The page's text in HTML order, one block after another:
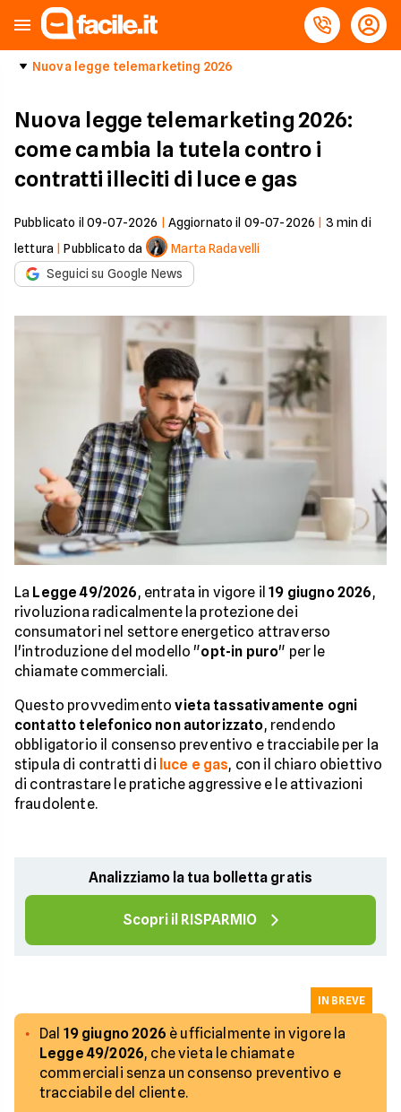
Nuova legge telemarketing 2026
Nuova legge telemarketing 2026:
come cambia la tutela contro i
contratti illeciti di luce e gas
Pubblicato il 09-07-2026 Aggiornato il 09-07-2026 3 min di
lettura |Pubblicato da
Marta Radavelli
Seguici su Google News
La Legge 49/2026, entrata in vigore il19 giugno 2026,
rivoluziona radicalmente la protezione dei
consumatori nel settore energetico attraverso
l'introduzione del modello "opt-in puro" per le
chiamate commerciali.
Questo provvedimentovieta tassativamente ogni
contatto telefonico non autorizzato, rendendo
obbligatorio il consenso preventivo e tracciabile per la
stipula di contratti di luce e gas, con il chiaro obiettivo
di contrastare le pratiche aggressive e le attivazioni
fraudolente.
Analizziamo la tua bolletta gratis
Scopri il RISPARMIO
Dal 19 giugno 2026 è ufficialmente in vigore la
Legge 49/2026, che vieta le chiamate
commerciali senza un consenso preventivo e
tracciabile del cliente.
IN BREVE